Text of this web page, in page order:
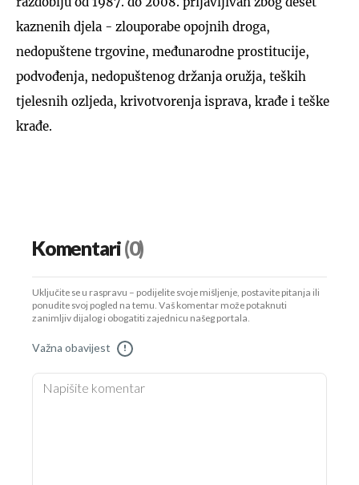
kaznenih djela - zlouporabe opojnih droga,
nedopuštene trgovine, međunarodne prostitucije,
podvođenja, nedopuštenog držanja oružja, teških
tjelesnih ozljeda, krivotvorenja isprava, krađe i teške
krađe.
Komentari(0)
Uključite se u raspravu – podijelite svoje mišljenje, postavite pitanja ili
ponudite svoj pogled na temu. Vaš komentar može potaknuti
zanimljiv dijalog i obogatiti zajednicu našeg portala.
Važna obavijest !